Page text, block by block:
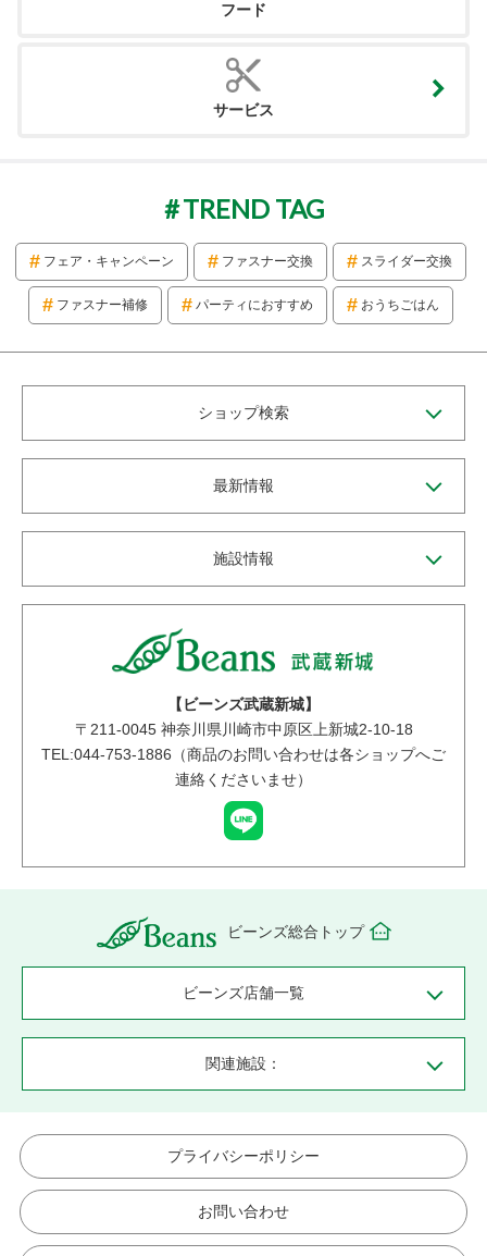
フード
サービス
TREND TAG
フェア・キャンペーン ファスナー交換 スライダー交換
ファスナー補修 パーティにおすすめ おうちごはん
ショップ検索
最新情報
施設情報
【ビーンズ武蔵新城】
〒 211-0045神奈川県川崎市中原区上新城2-10-18
TEL:044-753-1886（商品のお問い合わせは各ショップへご
連絡くださいませ）
ビーンズ総合トップ
ビーンズ店舗一覧
関連施設：
プライバシーポリシー
お問い合わせ